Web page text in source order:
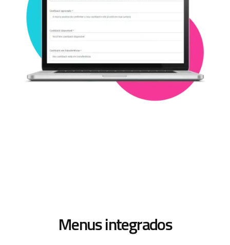
Menus integrados